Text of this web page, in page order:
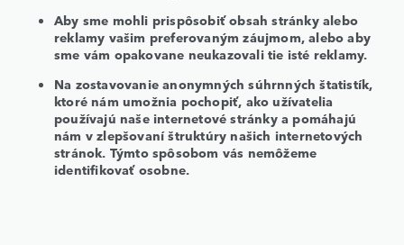
Aby sme mohli prispôsobiť obsah stránky alebo
reklamy vašim preferovaným záujmom, alebo aby
sme vám opakovane neukazovali tie isté reklamy.
Na zostavovanie anonymných súhrnných štatistík,
ktoré nám umožnia pochopiť, ako užívatelia
používajú naše internetové stránky a pomáhajú
nám v zlepšovaní štruktúry našich internetových
stránok. Týmto spôsobom vás nemôžeme
identifikovať osobne.